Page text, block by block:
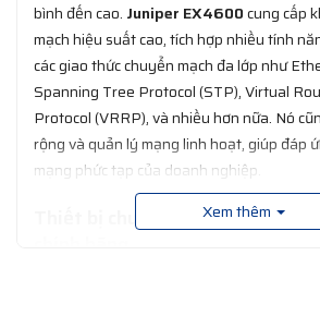
bình đến cao. Juniper EX4600cung cấp
mạch hiệu suất cao, tích hợp nhiều tính
các giao thức chuyển mạch đa lớp như
Spanning Tree Protocol (STP), Virtual
Protocol (VRRP), và nhiều hơn nữa. Nó
rộng và quản lý mạng linh hoạt, giúp đáp
mạng phức tạp của doanh nghiệp.
Thiết bị chuyển mạch Switch
Xem thêm